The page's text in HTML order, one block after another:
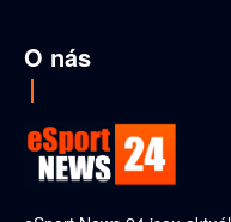
O nás